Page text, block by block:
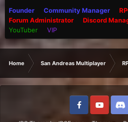
Founder Community Manager
Forum Administrator
Discord
YouTuber
VIP
Home San Andreas Multiplayer